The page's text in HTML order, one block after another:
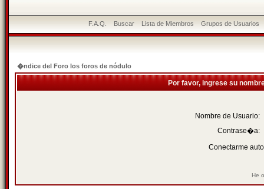
F.A.Q. Buscar Lista de Miembros Grupos de Usuarios
�ndice del Foro los foros de nódulo
Por favor, ingrese su
Nombre de Usuario:
Contrase�a:
Conectarme
He